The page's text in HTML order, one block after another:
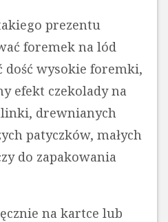
prezentu
foremek na lód
dość wysokie foremki,
efekt czekolady na
drewnianych
patyczków, małych
do zapakowania
na kartce lub